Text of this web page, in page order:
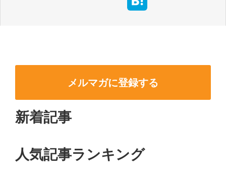
メルマガに登録する
新着記事
人気記事ランキング